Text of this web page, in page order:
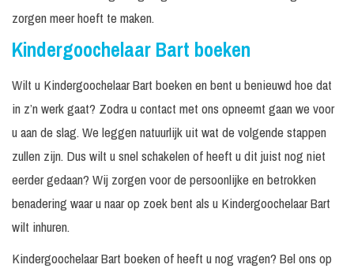
zorgen meer hoeft te maken.
Kindergoochelaar Bart boeken
Wilt u Kindergoochelaar Bart boeken en bent u benieuwd hoe dat
in z’n werk gaat? Zodra u contact met ons opneemt gaan we voor
u aan de slag. We leggen natuurlijk uit wat de volgende stappen
zullen zijn. Dus wilt u snel schakelen of heeft u dit juist nog niet
eerder gedaan? Wij zorgen voor de persoonlijke en betrokken
benadering waar u naar op zoek bent als u Kindergoochelaar Bart
wilt inhuren.
Kindergoochelaar Bart boeken of heeft u nog vragen? Bel ons op